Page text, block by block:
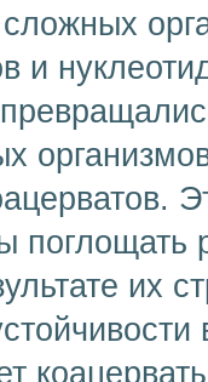
и
поглощать
их